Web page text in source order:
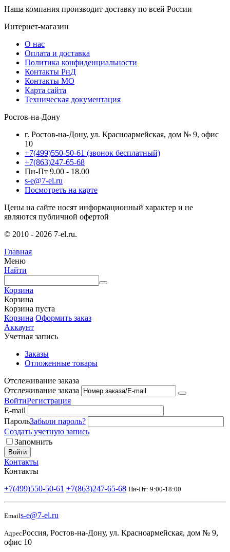
Наша компания производит доставку по всей России
Интернет-магазин
О нас
Оплата и доставка
Политика конфиденциальности
Контакты РнД
Контакты МО
Карта сайта
Техническая документация
Ростов-на-Дону
г. Ростов-на-Дону, ул. Красноармейская, дом № 9, офис
10
+7(499)550-50-61 (звонок бесплатный)
+7(863)247-65-68
Пн-Пт 9.00 - 18.00
s-e@7-el.ru
Посмотреть на карте
Цены на сайте носят информационный характер и не
являются публичной офертой
© 2010 - 2026 7-el.ru.
Главная
Меню
Найти
Корзина
Корзина
Корзина пуста
Корзина Оформить заказ
Аккаунт
Учетная запись
Заказы
Отложенные товары
Отслеживание заказа
Отслеживание заказа
ВойтиРегистрация
E-mail
ПарольЗабыли пароль?
Создать учетную запись
Запомнить
Войти
Контакты
Контакты
+7(499)550-50-61 +7(863)247-65-68 Пн-Пт: 9:00-18:00
Emails-e@7-el.ru
АдресРоссия, Ростов-на-Дону, ул. Красноармейская, дом № 9,
офис 10